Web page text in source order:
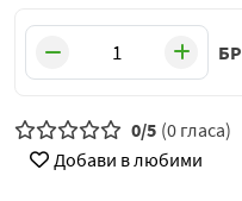
БР
0/5 (0 гласа)
Добави в любими